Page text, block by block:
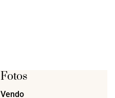
Fotos
Vendo